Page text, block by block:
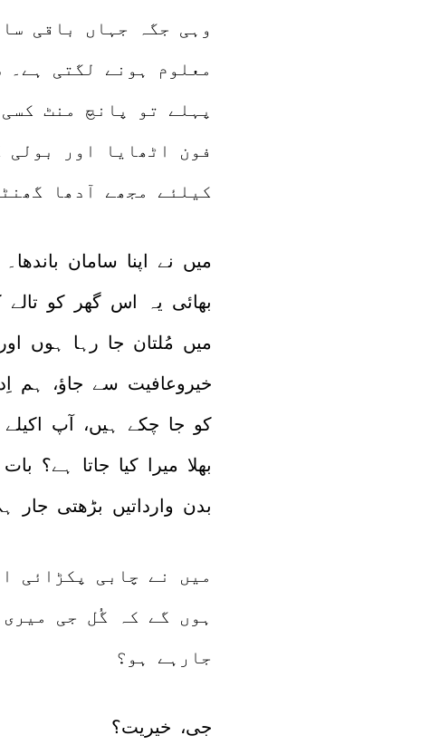
وہی جگہ جہاں باقی
معلوم ہونے لگتی
پہلے تو پانچ منٹ
فون اٹھایا اور
کیلئے مجھے آدھا
میں نے اپنا سامان
بھائی یہ اس گھر کو
میں مُلتان جا رہا ہوں
خیروعافیت سے جاؤ، ہم
کو جا چکے ہیں، آپ اکیلے
بھلا میرا کیا جاتا ہے؟
بدن وارداتیں بڑھتی جار
میں نے چابی پکڑائی
ہوں گے کہ گُل جی
جارہے ہو؟
جی، خیریت؟